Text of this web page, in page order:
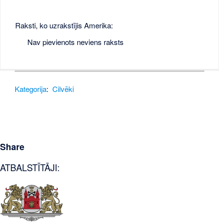
Raksti, ko uzrakstījis Amerika:
Nav pievienots neviens raksts
Kategorija: Cilvēki
Share
ATBALSTĪTĀJI: